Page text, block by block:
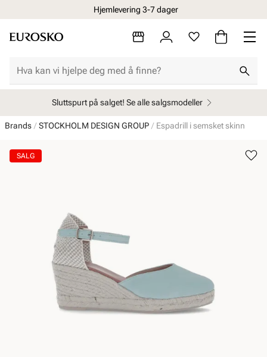
Hjemlevering 3-7 dager
Sluttspurt på salget! Se alle salgsmodeller
Brands STOCKHOLM DESIGN GROUP Espadrill i semsket skinn
SALG